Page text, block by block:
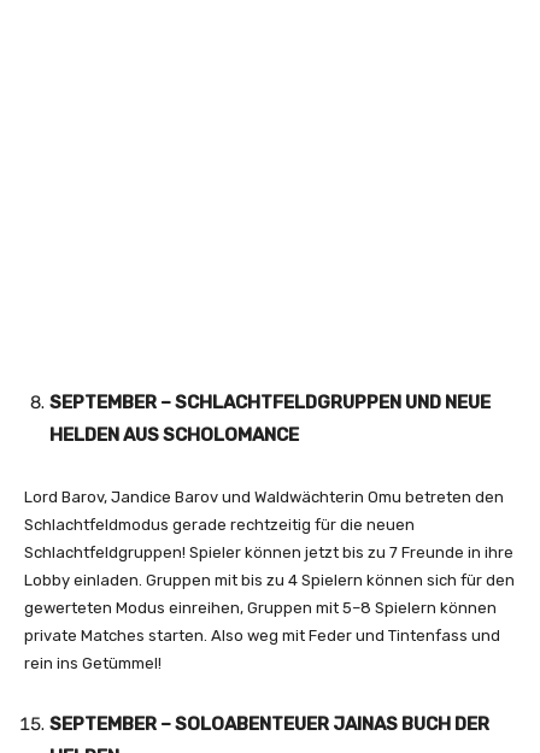
SEPTEMBER – SCHLACHTFELDGRUPPEN UND NEUE
HELDEN AUS SCHOLOMANCE
Lord Barov, Jandice Barov und Waldwächterin Omu betreten den
Schlachtfeldmodus gerade rechtzeitig für die neuen
Schlachtfeldgruppen! Spieler können jetzt bis zu 7 Freunde in ihre
Lobby einladen. Gruppen mit bis zu 4 Spielern können sich für den
gewerteten Modus einreihen, Gruppen mit 5–8 Spielern können
private Matches starten. Also weg mit Feder und Tintenfass und
rein ins Getümmel!
SEPTEMBER – SOLOABENTEUER JAINAS BUCH DER